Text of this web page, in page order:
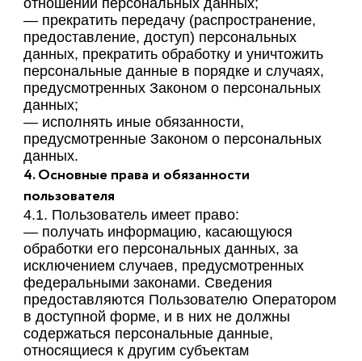
отношении персональных данных;
— прекратить передачу (распространение,
предоставление, доступ) персональных
данных, прекратить обработку и уничтожить
персональные данные в порядке и случаях,
предусмотренных Законом о персональных
данных;
— исполнять иные обязанности,
предусмотренные Законом о персональных
данных.
4. Основные права и обязанности
пользователя
4.1. Пользователь имеет право:
— получать информацию, касающуюся
обработки его персональных данных, за
исключением случаев, предусмотренных
федеральными законами. Сведения
предоставляются Пользователю Оператором
в доступной форме, и в них не должны
содержаться персональные данные,
относящиеся к другим субъектам